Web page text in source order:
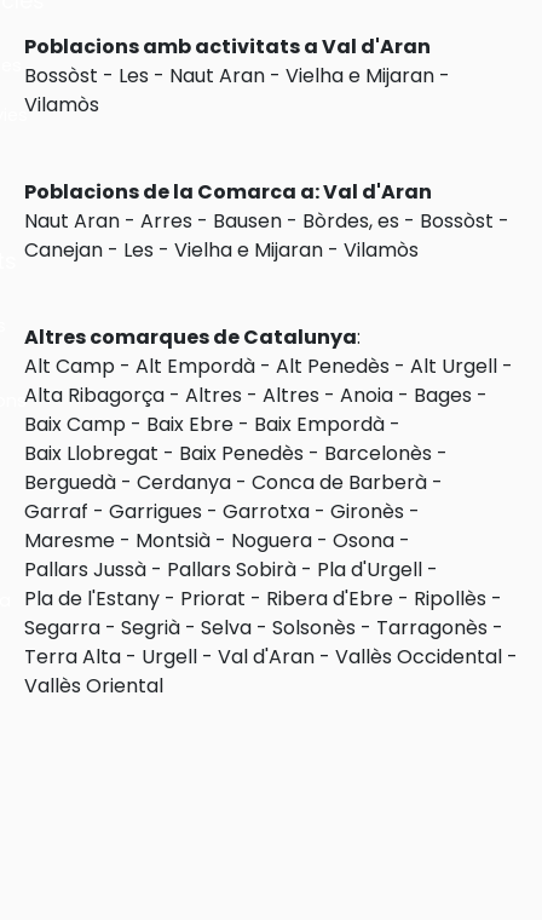
Poblacions amb activitats a Val d'Aran
Bossòst - Les - Naut Aran - Vielha e Mijaran -
Vilamòs
Poblacions de la Comarca a: Val d'Aran
Naut Aran - Arres - Bausen - Bòrdes, es - Bossòst -
Canejan - Les - Vielha e Mijaran - Vilamòs
Altres comarques de Catalunya:
Alt Camp - Alt Empordà - Alt Penedès - Alt Urgell -
Alta Ribagorça - Altres - Altres - Anoia - Bages -
Baix Camp - Baix Ebre - Baix Empordà -
Baix Llobregat - Baix Penedès - Barcelonès -
Berguedà - Cerdanya - Conca de Barberà -
Garraf - Garrigues - Garrotxa - Gironès -
Maresme - Montsià - Noguera - Osona -
Pallars Jussà - Pallars Sobirà - Pla d'Urgell -
Pla de l'Estany - Priorat - Ribera d'Ebre - Ripollès -
Segarra - Segrià - Selva - Solsonès - Tarragonès -
Terra Alta - Urgell - Val d'Aran - Vallès Occidental -
Vallès Oriental